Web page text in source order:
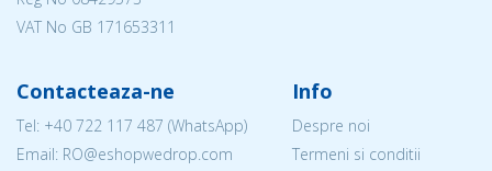
VAT No GB 171653311
Contacteaza-ne
Tel: +40 722 117 487 (WhatsApp)
Email: RO@eshopwedrop.com
Info
Despre noi
Termeni si conditii